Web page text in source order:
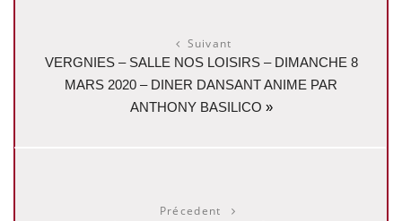
Suivant
VERGNIES – SALLE NOS LOISIRS – DIMANCHE 8
MARS 2020 – DINER DANSANT ANIME PAR
ANTHONY BASILICO »
Précedent